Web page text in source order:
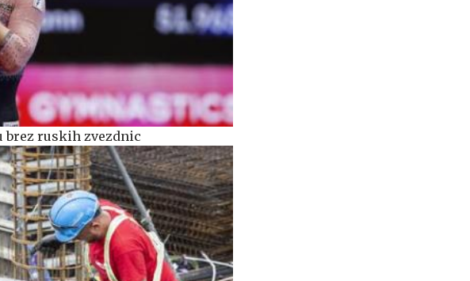
brez ruskih zvezdnic